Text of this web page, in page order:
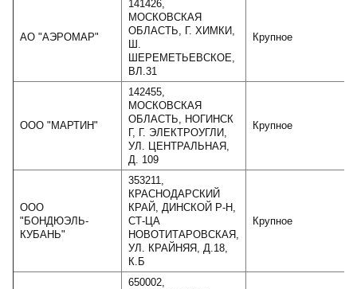
АО "АЭРОМАР"
141426,
МОСКОВСКАЯ
ОБЛАСТЬ, Г. ХИМКИ,
Ш.
ШЕРЕМЕТЬЕВСКОЕ,
ВЛ.31
Крупное
ООО "МАРТИН"
142455,
МОСКОВСКАЯ
ОБЛАСТЬ, НОГИНСК
Г, Г. ЭЛЕКТРОУГЛИ,
УЛ. ЦЕНТРАЛЬНАЯ,
Д. 109
Крупное
ООО
"БОНДЮЭЛЬ-
КУБАНЬ"
353211,
КРАСНОДАРСКИЙ
КРАЙ, ДИНСКОЙ Р-Н,
СТ-ЦА
НОВОТИТАРОВСКАЯ,
УЛ. КРАЙНЯЯ, Д.18,
К.Б
Крупное
650002,